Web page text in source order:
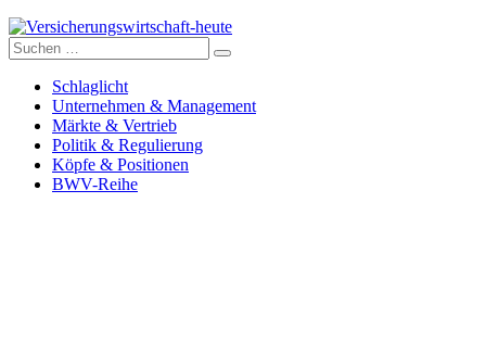
Versicherungswirtschaft-heute
Suche
nach:
Schlaglicht
Unternehmen & Management
Märkte & Vertrieb
Politik & Regulierung
Köpfe & Positionen
BWV-Reihe